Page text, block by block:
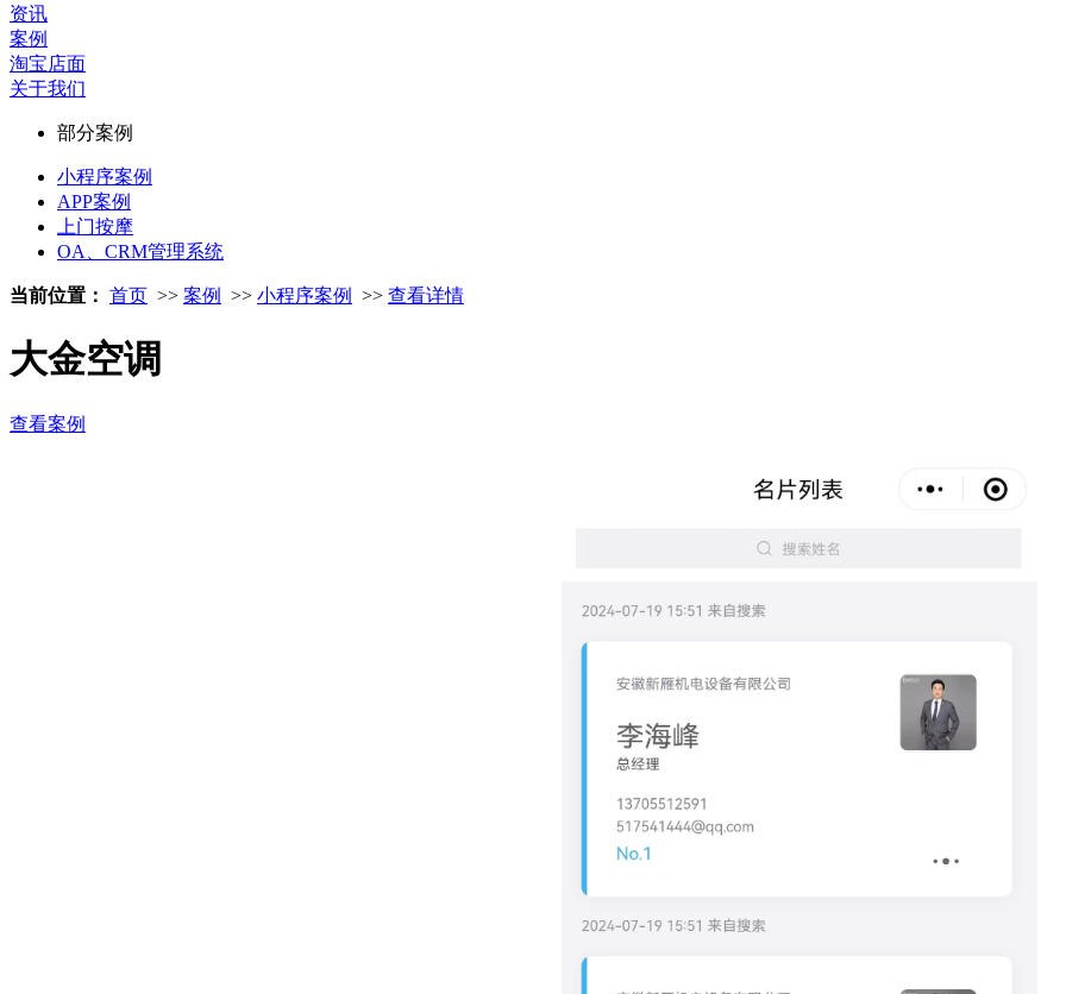
资讯
案例
淘宝店面
关于我们
部分案例
小程序案例
APP案例
上门按摩
OA、CRM管理系统
当前位置： 首页 >> 案例 >> 小程序案例 >> 查看详情
大金空调
查看案例